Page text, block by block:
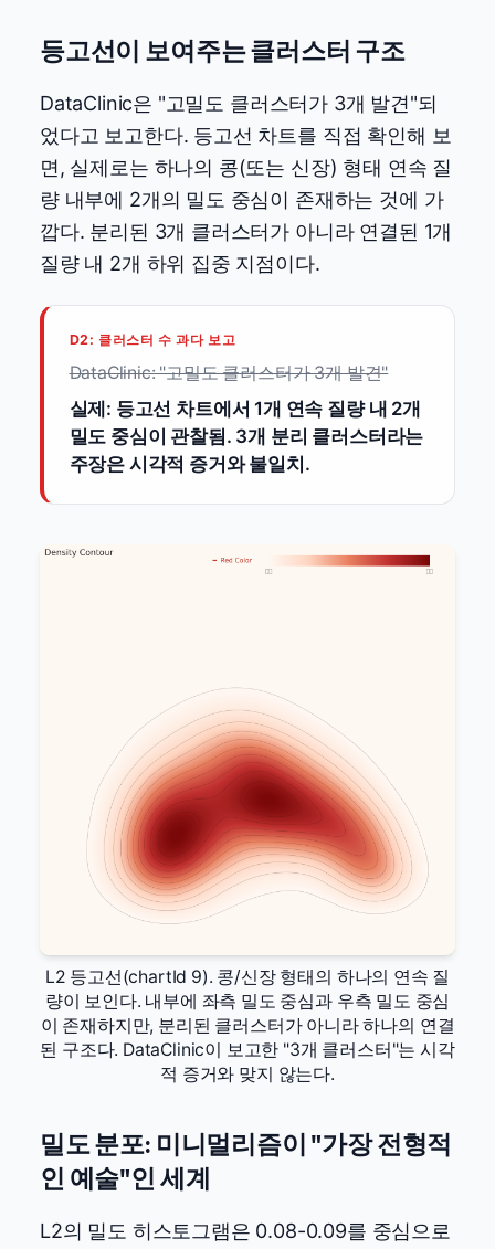
등고선이 보여주는 클러스터 구조
DataClinic은 "고밀도 클러스터가 3개 발견"되
었다고 보고한다. 등고선 차트를 직접 확인해 보
면, 실제로는 하나의 콩(또는 신장) 형태 연속 질
량 내부에 2개의 밀도 중심이 존재하는 것에 가
깝다. 분리된 3개 클러스터가 아니라 연결된 1개
질량 내 2개 하위 집중 지점이다.
D2: 클러스터 수 과다 보고
DataClinic: "고밀도 클러스터가 3개 발견"
실제: 등고선 차트에서 1개 연속 질량 내 2개
밀도 중심이 관찰됨. 3개 분리 클러스터라는
주장은 시각적 증거와 불일치.
L2 등고선(chartId 9). 콩/신장 형태의 하나의 연속 질
량이 보인다. 내부에 좌측 밀도 중심과 우측 밀도 중심
이 존재하지만, 분리된 클러스터가 아니라 하나의 연결
된 구조다. DataClinic이 보고한 "3개 클러스터"는 시각
적 증거와 맞지 않는다.
밀도 분포: 미니멀리즘이 "가장 전형적
인 예술"인 세계
L2의 밀도 히스토그램은 0.08-0.09를 중심으로